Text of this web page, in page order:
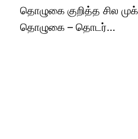
தொழுகை குறித்த சில
தொழுகை – தொடர்…